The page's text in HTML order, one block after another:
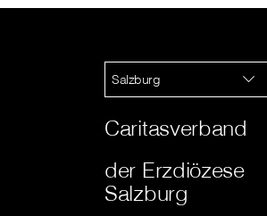
Salzburg
Caritasverband
der Erzdiözese
Salzburg